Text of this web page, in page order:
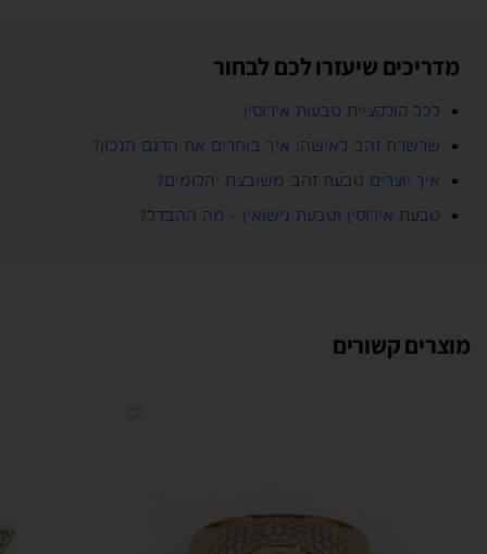
מדריכים שיעזרו לכם לבחור
לכל קולקציית טבעות אירוסין
שרשרת זהב לאישה: איך בוחרים את הדגם הנכון?
איך יוצרים טבעת זהב משובצת יהלומים?
טבעת אירוסין וטבעת נישואין - מה ההבדל?
מוצרים קשורים